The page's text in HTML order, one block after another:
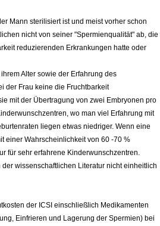
Mann sterilisiert ist und meist vorher schon
nicht von seiner "Spermienqualität" ab, die
reduzierenden Erkrankungen hatte oder
Alter sowie der Erfahrung des
der Frau keine die Fruchtbarkeit
mit der Übertragung von zwei Embryonen pro
wo man viel Erfahrung mit
liegen etwas niedriger. Wenn eine
einer Wahrscheinlichkeit von 60 -70 %
für sehr erfahrene Kinderwunschzentren.
der wissenschaftlichen Literatur nicht einheitlich
der ICSI einschließlich Medikamenten
Einfrieren und Lagerung der Spermien) bei